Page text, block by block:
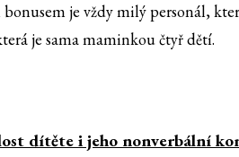
je vždy milý personál,
je sama maminkou čtyř dětí.
dítěte i jeho nonverbální